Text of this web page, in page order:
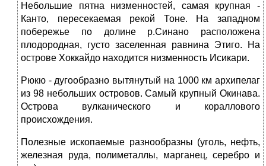
Неболь­шие пятна низменностей, самая крупная -
Канто, пересекаемая ре­кой Тоне. На западном
побережье по долине р.Синано расположена
плодородная, густо заселенная равнина Этиго. На
острове Хоккайдо находится низменность Исикари.
Рюкю - дугообразно вытянутый на 1000 км архипелаг
из 98 не­больших островов. Самый крупный Окинава.
Острова вулканического и кораллового
происхождения.
Полезные ископаемые разнообразны (уголь, нефть,
железная руда, полиметаллы, марганец, серебро и